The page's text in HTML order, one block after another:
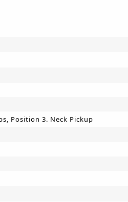
Position 3. Neck Pickup